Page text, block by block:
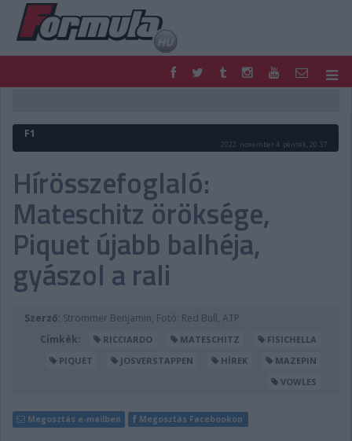
FORMULA
MOTOR
PODCAST
SHOP
LIVE
TIPPJÁTÉK
DIGITÁLIS MAGAZIN
PONTÁLLÁSOK
VERSENYNAPTÁRAK
F1
2022. november 4. péntek, 20:37
Hírösszefoglaló:
Mateschitz öröksége,
Piquet újabb balhéja,
gyászol a rali
Szerző: Strommer Benjamin, Fotó: Red Bull, ATP
Címkék:
RICCIARDO MATESCHITZ
FISICHELLA
PIQUET
JOSVERSTAPPEN HÍREK
MAZEPIN
VOWLES
Megosztás e-mailben Megosztás Facebookon